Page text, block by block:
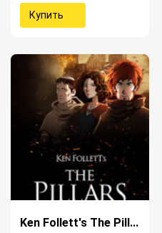
Купить
Ken Follett's The Pill...